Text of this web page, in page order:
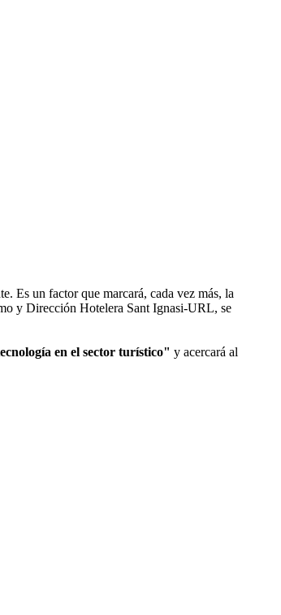
Es un factor que marcará, cada vez más, la
y Dirección Hotelera Sant Ignasi-URL, se
en el sector turístico" y acercará al